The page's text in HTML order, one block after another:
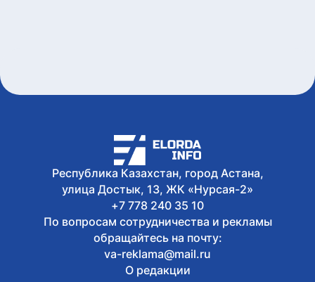
что остается за кадром строительства
социальных объектов
Сегодня, 08:40
Казахстанец завоевал серебро этапа
Кубка Азии по триатлону
Республика Казахстан, город Астана,
улица Достык, 13, ЖК «Нурсая-2»
+7 778 240 35 10
По вопросам сотрудничества и рекламы
обращайтесь на почту:
va-reklama@mail.ru
О редакции